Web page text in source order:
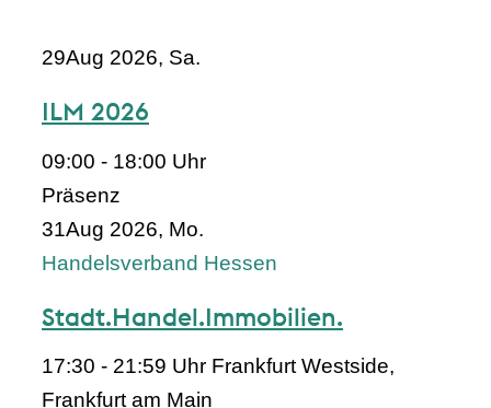
29Aug 2026, Sa.
ILM 2026
09:00 - 18:00 Uhr
Präsenz
31Aug 2026, Mo.
Handelsverband Hessen
Stadt.Handel.Immobilien.
17:30 - 21:59 Uhr Frankfurt Westside,
Frankfurt am Main